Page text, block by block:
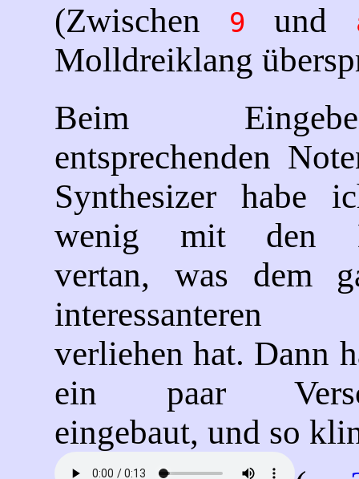
(Zwischen 9 und
Molldreiklang
Beim
entsprechenden
Synthesizer habe
wenig mit den
vertan, was dem
interessanteren
verliehen hat. Dann
ein paar
eingebaut, und so